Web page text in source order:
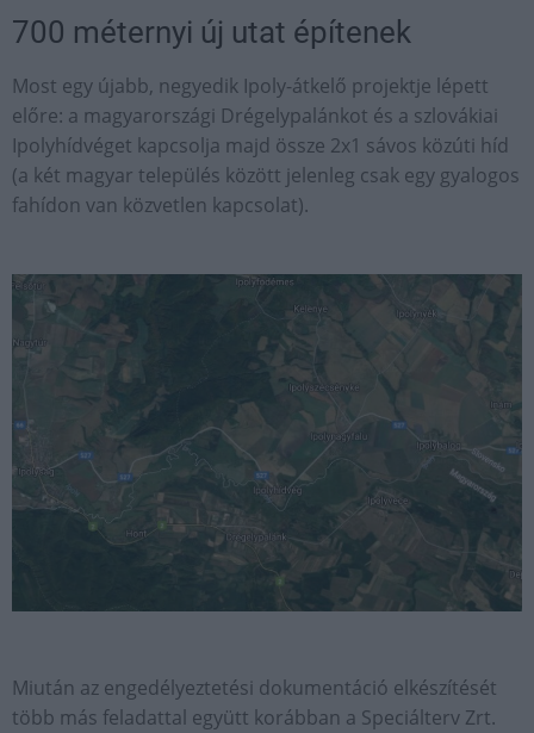
700 méternyi új utat építenek
Most egy újabb, negyedik Ipoly-átkelő projektje lépett
előre: a magyarországi Drégelypalánkot és a szlovákiai
Ipolyhídvéget kapcsolja majd össze 2x1 sávos közúti híd
(a két magyar település között jelenleg csak egy gyalogos
fahídon van közvetlen kapcsolat).
Miután az engedélyeztetési dokumentáció elkészítését
több más feladattal együtt korábban a Speciálterv Zrt.